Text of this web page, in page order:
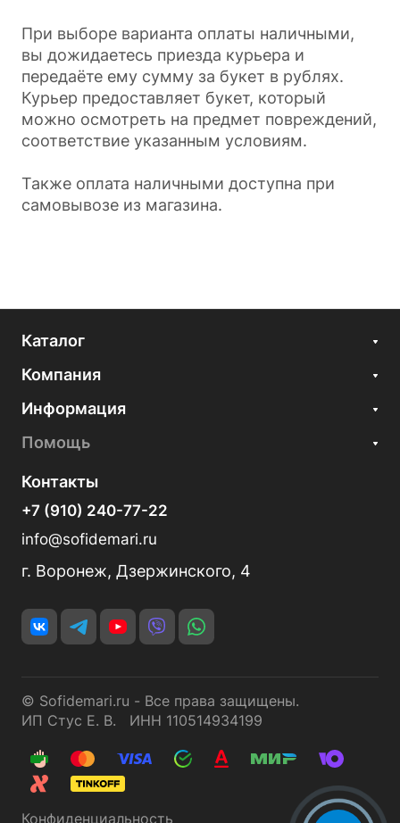
При выборе варианта оплаты наличными,
вы дожидаетесь приезда курьера и
передаёте ему сумму за букет в рублях.
Курьер предоставляет букет, который
можно осмотреть на предмет повреждений,
соответствие указанным условиям.
Также оплата наличными доступна при
самовывозе из магазина.
Каталог
Компания
Информация
Помощь
Контакты
+7 (910) 240-77-22
info@sofidemari.ru
г. Воронеж, Дзержинского, 4
© Sofidemari.ru - Все права защищены.
ИП Стус Е. В. ИНН 110514934199
Конфиденциальность